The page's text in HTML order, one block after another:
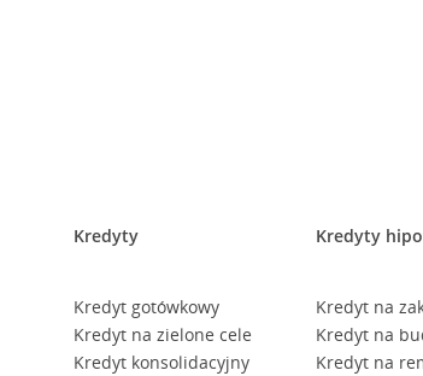
Kredyty
Kredyt gotówkowy
Kredyt na zielone cele
Kredyt konsolidacyjny
Kredyty
Kredyt na
Kredyt na
Kredyt na